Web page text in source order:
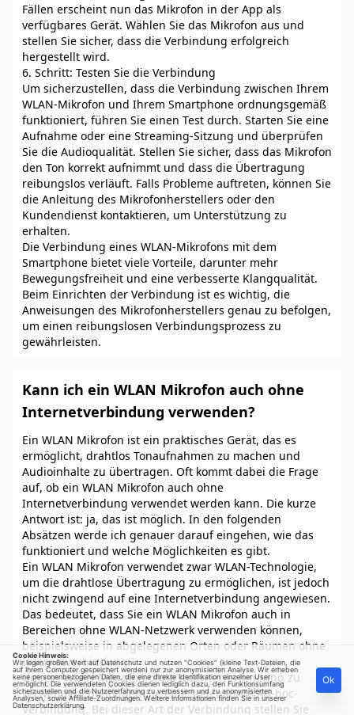
Fällen erscheint nun das Mikrofon in der App als
verfügbares Gerät. Wählen Sie das Mikrofon aus und
stellen Sie sicher, dass die Verbindung erfolgreich
hergestellt wird.
6. Schritt: Testen Sie die Verbindung
Um sicherzustellen, dass die Verbindung zwischen Ihrem
WLAN-Mikrofon und Ihrem Smartphone ordnungsgemäß
funktioniert, führen Sie einen Test durch. Starten Sie eine
Aufnahme oder eine Streaming-Sitzung und überprüfen
Sie die Audioqualität. Stellen Sie sicher, dass das Mikrofon
den Ton korrekt aufnimmt und dass die Übertragung
reibungslos verläuft. Falls Probleme auftreten, können Sie
die Anleitung des Mikrofonherstellers oder den
Kundendienst kontaktieren, um Unterstützung zu
erhalten.
Die Verbindung eines WLAN-Mikrofons mit dem
Smartphone bietet viele Vorteile, darunter mehr
Bewegungsfreiheit und eine verbesserte Klangqualität.
Beim Einrichten der Verbindung ist es wichtig, die
Anweisungen des Mikrofonherstellers genau zu befolgen,
um einen reibungslosen Verbindungsprozess zu
gewährleisten.
Kann ich ein WLAN Mikrofon auch ohne
Internetverbindung verwenden?
Ein WLAN Mikrofon ist ein praktisches Gerät, das es
ermöglicht, drahtlos Tonaufnahmen zu machen und
Audioinhalte zu übertragen. Oft kommt dabei die Frage
auf, ob ein WLAN Mikrofon auch ohne
Internetverbindung verwendet werden kann. Die kurze
Antwort ist: ja, das ist möglich. In den folgenden
Absätzen werde ich genauer darauf eingehen, wie das
funktioniert und welche Möglichkeiten es gibt.
Ein WLAN Mikrofon verwendet zwar WLAN-Technologie,
um die drahtlose Übertragung zu ermöglichen, ist jedoch
nicht zwingend auf eine Internetverbindung angewiesen.
Das bedeutet, dass Sie ein WLAN Mikrofon auch in
Bereichen ohne WLAN-Netzwerk verwenden können,
beispielsweise in abgelegenen Orten oder Räumen ohne
Internetverbindung.
Um ein WLAN Mikrofon ohne Internetverbindung zu
verwenden, benötigen Sie eine sogenannte Ad-hoc-
Verbindung. Bei dieser Art der Verbindung stellen Sie
Cookie Hinweis:
Wir legen großen Wert auf Datenschutz und nutzen "Cookies" (kleine Text-Dateien, die
auf Ihrem Computer gespeichert werden) nur zur anonymisierten Analyse. Wir erheben
keine personenbezogenen Daten, die eine direkte Identifikation einzelner User
ermöglicht. Die verwendeten Cookies dienen lediglich dazu, den Funktionsumfang
sicherzustellen und die Nutzererfahrung zu verbessern und zu anonymisierten
Analysen, sowie Affiliate-Zuordnungen. Weitere Informationen finden Sie in unserer
Datenschutzerklärung
Ok